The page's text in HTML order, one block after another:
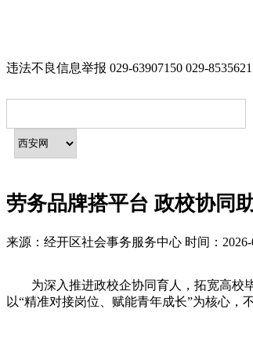
违法不良信息举报 029-63907150 029-
劳务品牌搭平台 政校协同
来源： 经开区社会事务服务中心 时间：
为深入推进政校企协同育人，拓宽高校毕
以“精准对接岗位、赋能青年成长”为核心，